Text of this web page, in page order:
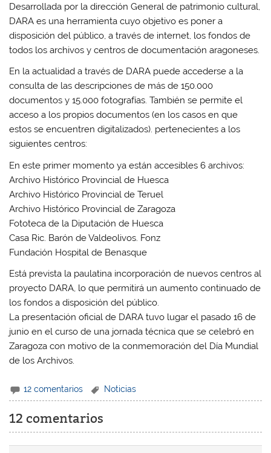
Desarrollada por la dirección General de patrimonio cultural,
DARA es una herramienta cuyo objetivo es poner a
disposición del público, a través de internet, los fondos de
todos los archivos y centros de documentación aragoneses.
En la actualidad a través de DARA puede accederse a la
consulta de las descripciones de más de 150.000
documentos y 15.000 fotografías. También se permite el
acceso a los propios documentos (en los casos en que
estos se encuentren digitalizados). pertenecientes a los
siguientes centros:
En este primer momento ya están accesibles 6 archivos:
Archivo Histórico Provincial de Huesca
Archivo Histórico Provincial de Teruel
Archivo Histórico Provincial de Zaragoza
Fototeca de la Diputación de Huesca
Casa Ric. Barón de Valdeolivos. Fonz
Fundación Hospital de Benasque
Está prevista la paulatina incorporación de nuevos centros al
proyecto DARA, lo que permitirá un aumento continuado de
los fondos a disposición del público.
La presentación oficial de DARA tuvo lugar el pasado 16 de
junio en el curso de una jornada técnica que se celebró en
Zaragoza con motivo de la conmemoración del Día Mundial
de los Archivos.
12 comentarios Noticias
12 comentarios